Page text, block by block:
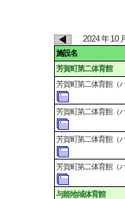
2024 年 10
施設名
芳賀町第二体育館
芳賀町第二体育館（
芳賀町第二体育館（
芳賀町第二体育館（
芳賀町第二体育館（
与能地域体育館